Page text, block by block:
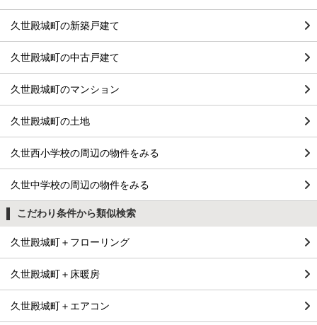
久世殿城町の新築戸建て
久世殿城町の中古戸建て
久世殿城町のマンション
久世殿城町の土地
久世西小学校の周辺の物件をみる
久世中学校の周辺の物件をみる
こだわり条件から類似検索
久世殿城町＋フローリング
久世殿城町＋床暖房
久世殿城町＋エアコン